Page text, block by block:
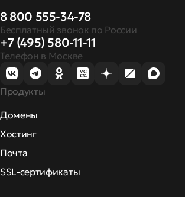
8 800 555-34-78
Бесплатный звонок по России
+7 (495) 580-11-11
Телефон в Москве
Продукты
Домены
Хостинг
Почта
SSL-сертификаты